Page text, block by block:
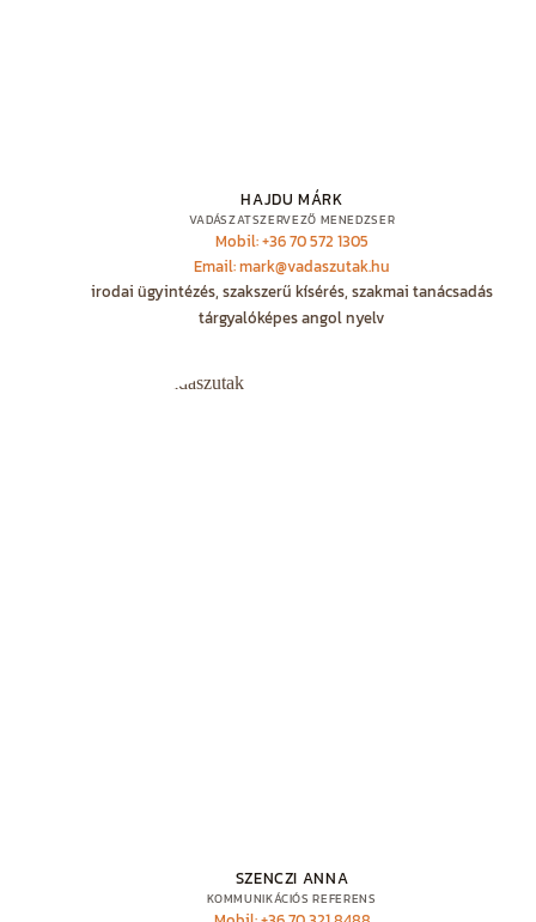
HAJDU MÁRK
VADÁSZATSZERVEZŐ MENEDZSER
Mobil: +36 70 572 1305
Email: mark@vadaszutak.hu
irodai ügyintézés, szakszerű kísérés, szakmai tanácsadás
tárgyalóképes angol nyelv
SZENCZI ANNA
KOMMUNIKÁCIÓS REFERENS